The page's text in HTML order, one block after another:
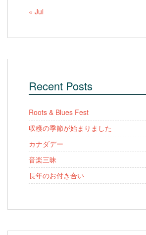
« Jul
Recent Posts
Roots & Blues Fest
収穫の季節が始まりました
カナダデー
音楽三昧
長年のお付き合い